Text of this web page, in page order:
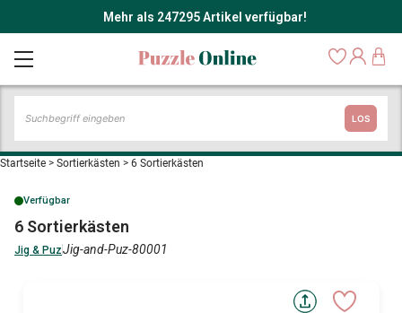
Mehr als 247295 Artikel verfügbar!
LOS
Startseite > Sortierkästen > 6 Sortierkästen
Verfügbar
6 Sortierkästen
Jig & PuzJig-and-Puz-80001